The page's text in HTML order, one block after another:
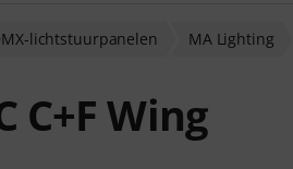
lichtstuurpanelen MA Lighting
C+F Wing